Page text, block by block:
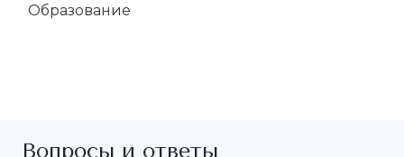
Образование
Вопросы и ответы